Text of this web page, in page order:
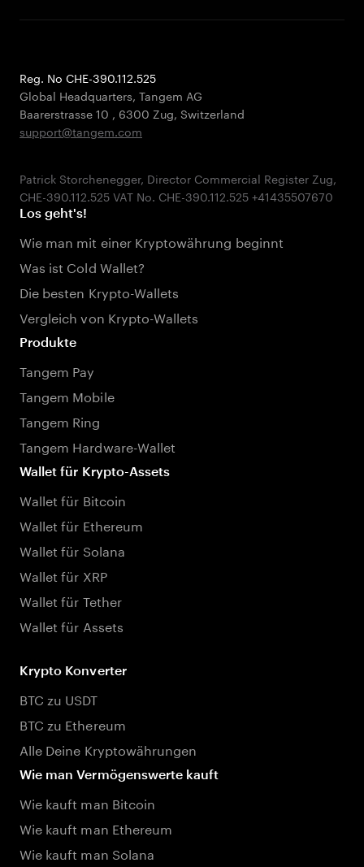
Reg. No CHE-390.112.525
Global Headquarters, Tangem AG
Baarerstrasse 10 , 6300 Zug, Switzerland
support@tangem.com
Patrick Storchenegger, Director Commercial Register Zug,
Los geht's!
Wie man mit einer Kryptowährung beginnt
Was ist Cold Wallet?
Die besten Krypto-Wallets
Vergleich von Krypto-Wallets
Produkte
Tangem Pay
Tangem Mobile
Tangem Ring
Tangem Hardware-Wallet
Wallet für Krypto-Assets
Wallet für Bitcoin
Wallet für Ethereum
Wallet für Solana
Wallet für XRP
Wallet für Tether
Wallet für Assets
Krypto Konverter
BTC zu USDT
BTC zu Ethereum
Alle Deine Kryptowährungen
Wie man Vermögenswerte kauft
Wie kauft man Bitcoin
Wie kauft man Ethereum
Wie kauft man Solana